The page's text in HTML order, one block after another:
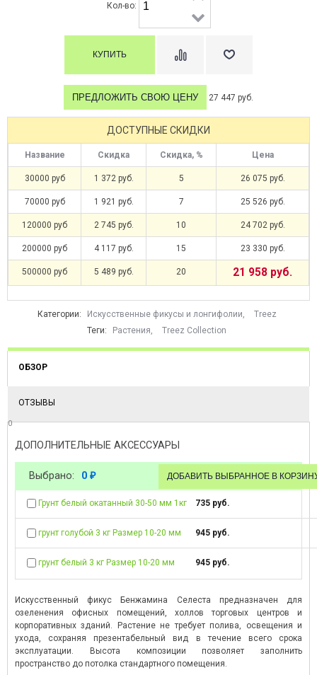
Кол-во:
ПРЕДЛОЖИТЬ СВОЮ ЦЕНУ 27 447 руб.
ДОСТУПНЫЕ СКИДКИ
Название Скидка Скидка, % Цена
30000 руб 1 372 руб. 5 26 075 руб.
70000 руб 1 921 руб. 7 25 526 руб.
120000 руб 2 745 руб. 10 24 702 руб.
200000 руб 4 117 руб. 15 23 330 руб.
500000 руб 5 489 руб. 20 21 958 руб.
Категории: Искусственные фикусы и лонгифолии,
Treez
Теги:
Растения, Treez Collection
ОБЗОР
ОТЗЫВЫ
0
ДОПОЛНИТЕЛЬНЫЕ АКСЕССУАРЫ
Выбрано: 0 ₽
Грунт белый окатанный 30-50 мм 1кг 735 руб.
грунт голубой 3 кг Размер 10-20 мм 945 руб.
грунт белый 3 кг Размер 10-20 мм 945 руб.
Искусственный фикус Бенжамина Селеста предназначен для
озеленения офисных помещений, холлов торговых центров и
корпоративных зданий. Растение не требует полива, освещения и
ухода, сохраняя презентабельный вид в течение всего срока
эксплуатации. Высота композиции позволяет заполнить
пространство до потолка стандартного помещения.